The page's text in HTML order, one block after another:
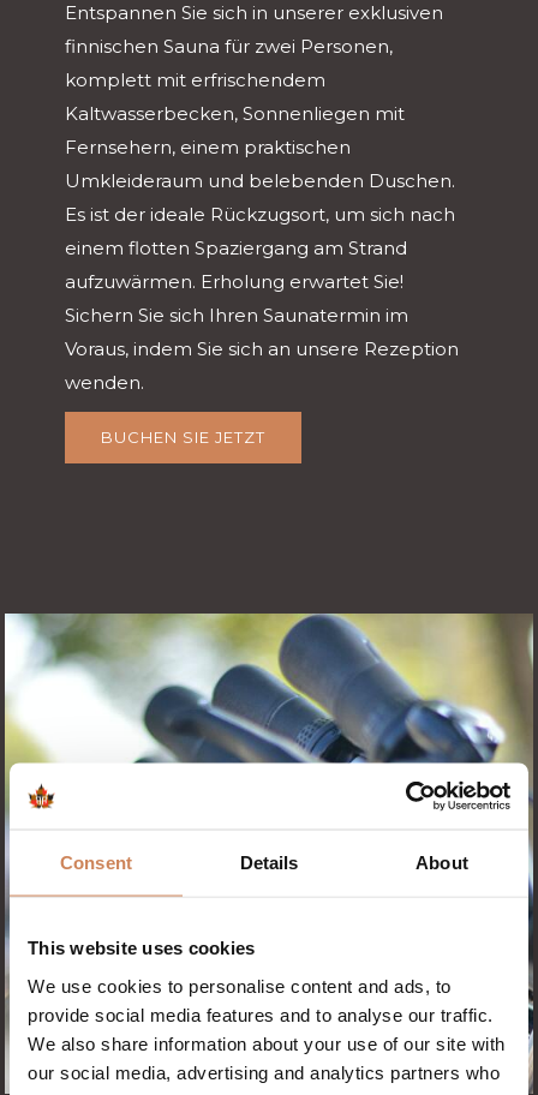
Consent Details About
This website uses cookies
We use cookies to personalise content and ads, to
provide social media features and to analyse our traffic.
We also share information about your use of our site with
our social media, advertising and analytics partners who
Entspannen Sie sich in unserer exklusiven
finnischen Sauna für zwei Personen,
komplett mit erfrischendem
Kaltwasserbecken, Sonnenliegen mit
Fernsehern, einem praktischen
Umkleideraum und belebenden Duschen.
Es ist der ideale Rückzugsort, um sich nach
einem flotten Spaziergang am Strand
aufzuwärmen. Erholung erwartet Sie!
Sichern Sie sich Ihren Saunatermin im
Voraus, indem Sie sich an unsere Rezeption
wenden.
BUCHEN SIE JETZT